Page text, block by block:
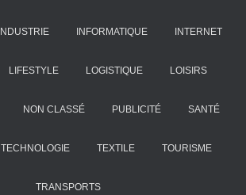
INDUSTRIE INFORMATIQUE INTERNET
LIFESTYLE LOGISTIQUE LOISIRS
NON CLASSÉ PUBLICITÉ SANTÉ
TECHNOLOGIE TEXTILE TOURISME
TRANSPORTS